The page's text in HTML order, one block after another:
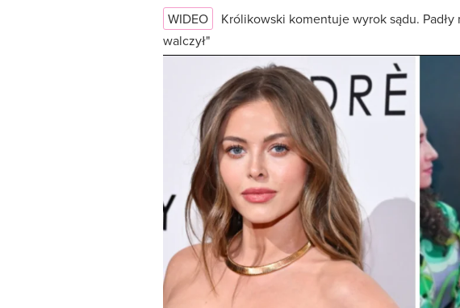
WIDEO
Królikowski komentuje wyrok sądu.
walczył"